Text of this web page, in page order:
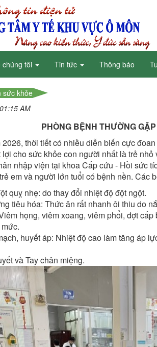
chúng tôi Tin tức Thông báo
sức khỏe
AM
PHÒNG BỆNH THƯỜNG
thời tiết có nhiều diễn biến cực
cho sức khỏe con người nhất là trẻ
nhập viện tại khoa Cấp cứu - Hồi sức
em và người lớn tuổi có bệnh nền. Các
quỵ nhẹ: do thay đổi nhiệt độ đột ngột.
tiêu hóa: Thức ăn rất nhanh ôi thiu do
họng, viêm xoang, viêm phổi, đợt
huyết áp: Nhiệt độ cao làm tăng áp
và Tay chân miệng.